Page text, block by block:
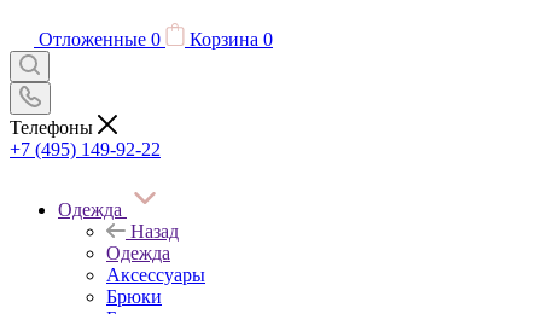
Отложенные 0 Корзина 0
Телефоны
+7 (495) 149-92-22
Одежда
Назад
Одежда
Аксессуары
Брюки